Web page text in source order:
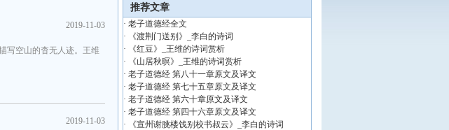
2019-11-03
写空山的杳无人迹。王维
2019-11-03
推荐文章
· 老子道德经全文
·
《渡荆门送别》_李白的诗词
·
《红豆》_王维的诗词赏析
·
《山居秋暝》_王维的诗词赏析
· 老子道德经 第八十一章原文及译文
· 老子道德经 第七十五章原文及译文
· 老子道德经 第六十章原文及译文
· 老子道德经 第四十六章原文及译文
·
《宣州谢朓楼饯别校书叔云》_李白的诗词